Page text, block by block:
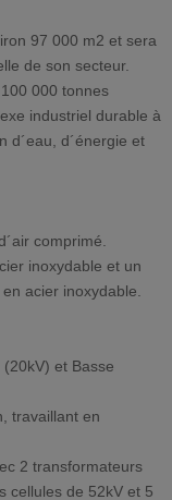
97 000 m2 et sera
de son secteur.
000 tonnes
industriel durable à
d´eau, d´énergie et
comprimé.
inoxydable et un
acier inoxydable.
et Basse
travaillant en
2 transformateurs
cellules de 52kV et 5